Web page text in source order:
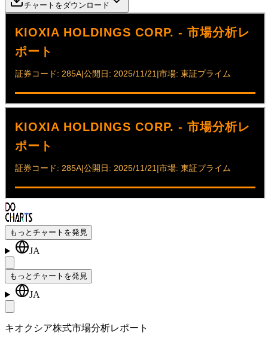
チャートをダウンロード
もっとチャートを発見
JA
もっとチャートを発見
JA
キオクシア株式市場分析レポート